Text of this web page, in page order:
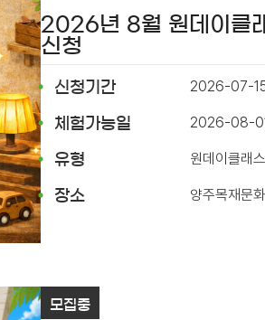
2026년 8월 원데이클
신청
신청기간 2026-07-
체험가능일 2026-08-
유형 원데이클래스
장소 양주목재문
모집중